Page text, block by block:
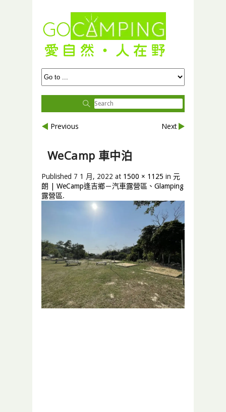
Previous Next
WeCamp 車中泊
Published 7 1 月, 2022 at 1500 × 1125 in 元
朗 | WeCamp逢吉鄉－汽車露營區、Glamping
露營區.